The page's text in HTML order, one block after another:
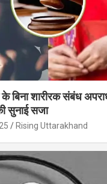
बिना शारीरक संबंध
सुनाई सजा
Rising Uttarakhand